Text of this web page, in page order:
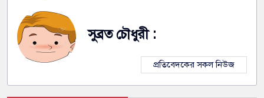
সুব্রত চৌধুরী :
প্রতিবেদকের সকল নিউজ